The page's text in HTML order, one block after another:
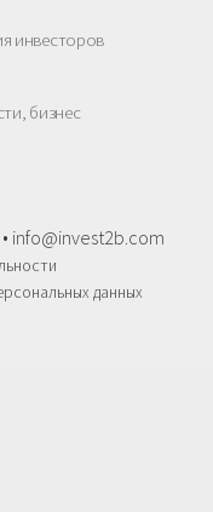
инвесторов
бизнес
info@invest2b.com
данных